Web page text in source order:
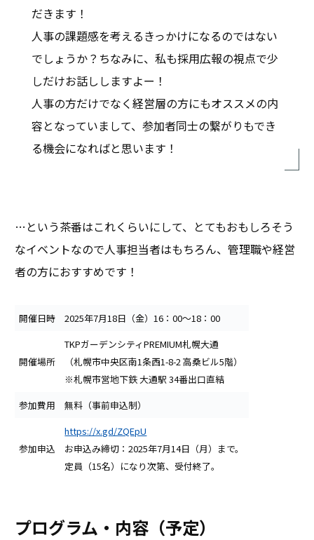
だきます！
人事の課題感を考えるきっかけになるのではない
でしょうか？ちなみに、私も採用広報の視点で少
しだけお話ししますよー！
人事の方だけでなく経営層の方にもオススメの内
容となっていまして、参加者同士の繋がりもでき
る機会になればと思います！
…という茶番はこれくらいにして、とてもおもしろそう
なイベントなので人事担当者はもちろん、管理職や経営
者の方におすすめです！
開催日時 2025年7月18日（金）16：00～18：00
開催場所
TKPガーデンシティPREMIUM札幌大通
（札幌市中央区南1条西1-8-2 高桑ビル5階）
※札幌市営地下鉄 大通駅 34番出口直結
参加費用
無料（事前申込制）
参加申込
https://x.gd/ZQEpU
お申込み締切：2025年7月14日（月）まで。
定員（15名）になり次第、受付終了。
プログラム・内容（予定）